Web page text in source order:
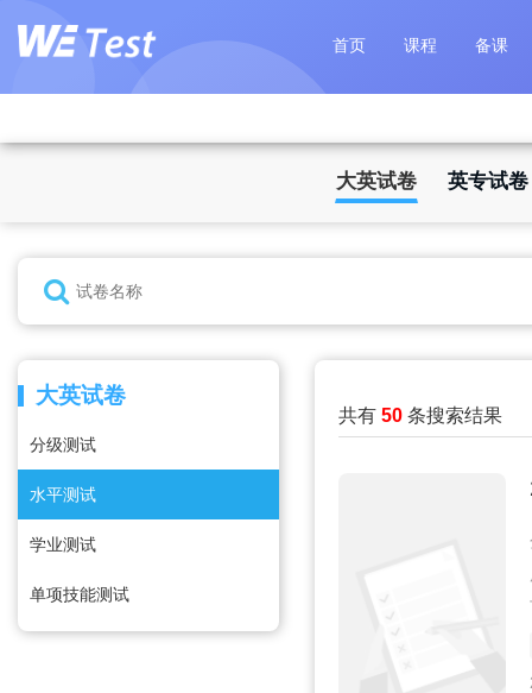
首页 课程 备课
大英试卷 英专试卷
大英试卷
分级测试
水平测试
学业测试
单项技能测试
共有 50 条搜索结果